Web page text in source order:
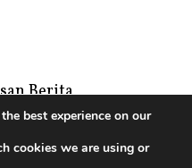
Berita
best experience on our
cookies we are using or